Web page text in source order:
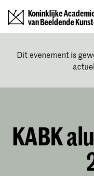
Koninklijke
van Beeldende
Dit evenement is
KABK